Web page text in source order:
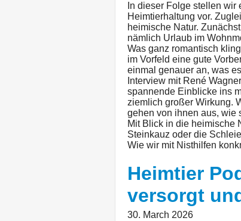
In dieser Folge stellen
Heimtierhaltung vor.
heimische Natur.
nämlich Urlaub im
Was ganz romantisch
im Vorfeld eine gute
einmal genauer an, was
Interview mit René
spannende Einblicke ins
ziemlich großer Wirkung.
gehen von ihnen aus, wie
Mit Blick in die heimische
Steinkauz oder die
Wie wir mit Nisthilfen
Heimtier
versorgt
30. March 2026